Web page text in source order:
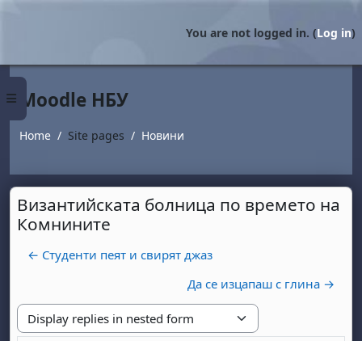
Side panel
You are not logged in. (Log in)
Moodle НБУ
Home Site pages Новини
Византийската болница по времето на
Комнините
← Студенти пеят и свирят джаз
Да се изцапаш с глина →
Display mode